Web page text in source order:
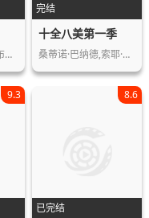
凯尔·钱德勒,康妮·布里顿,丹娜·维勒…
完结
十全八美第一季
桑蒂诺·巴纳德,索耶·劳西斯,玛丽·麦…
9.3
已完结
8.6